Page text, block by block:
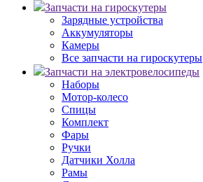
Запчасти на гироскутеры
Зарядные устройства
Аккумуляторы
Камеры
Все запчасти на гироскутеры
Запчасти на электровелосипеды
Наборы
Мотор-колесо
Спицы
Комплект
Фары
Ручки
Датчики Холла
Рамы